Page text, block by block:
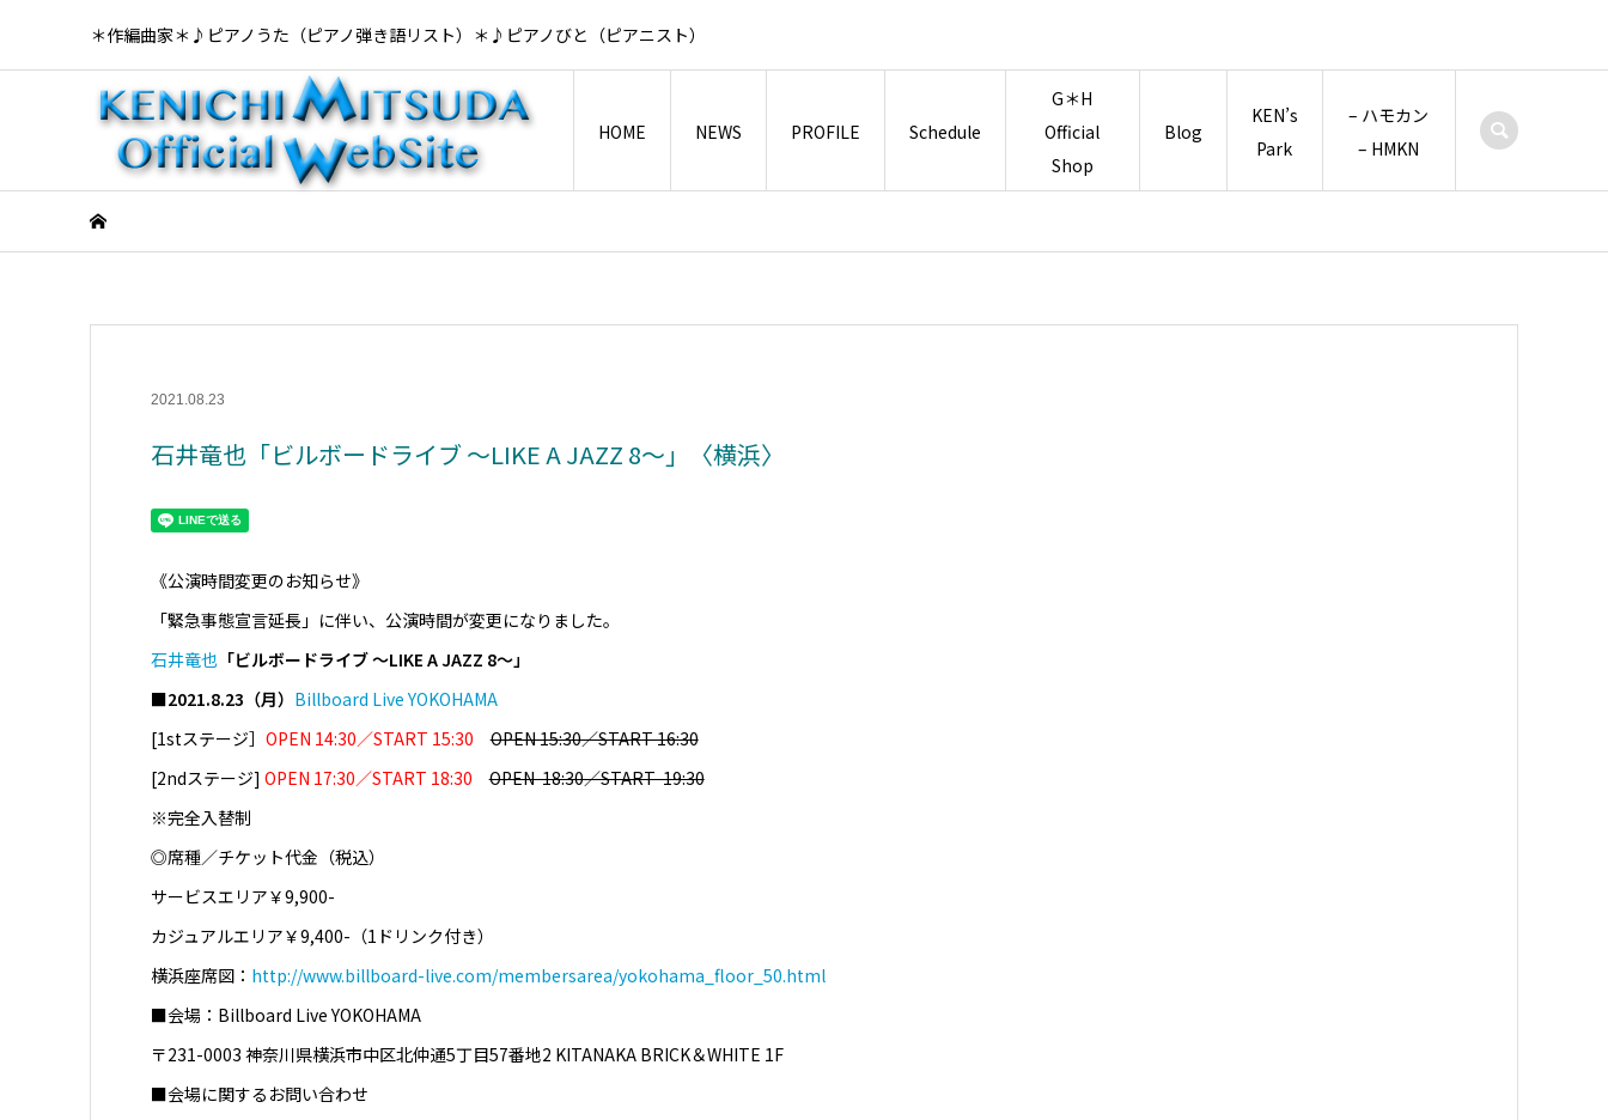
＊作編曲家＊♪ピアノうた（ピアノ弾き語リスト）＊♪ピアノびと（ピアニスト）
HOME NEWS PROFILE Schedule
G＊H
Official
Shop
Blog
KEN’s
Park
– ハモカン
– HMKN
2021.08.23
石井竜也「ビルボードライブ ～LIKE A JAZZ 8～」〈横浜〉
《公演時間変更のお知らせ》
「緊急事態宣言延長」に伴い、公演時間が変更になりました。
石井竜也「ビルボードライブ ～LIKE A JAZZ 8～」
■2021.8.23（月） Billboard Live YOKOHAMA
[1stステージ］ OPEN 14:30／START 15:30
OPEN 15:30／START 16:30
[2ndステージ] OPEN 17:30／START 18:30
OPEN 18:30／START 19:30
※完全入替制
◎席種／チケット代金（税込）
サービスエリア￥9,900-
カジュアルエリア￥9,400-（1ドリンク付き）
横浜座席図： http://www.billboard-live.com/membersarea/yokohama_floor_50.html
■会場：Billboard Live YOKOHAMA
〒231-0003 神奈川県横浜市中区北仲通5丁目57番地2 KITANAKA BRICK＆WHITE 1F
■会場に関するお問い合わせ